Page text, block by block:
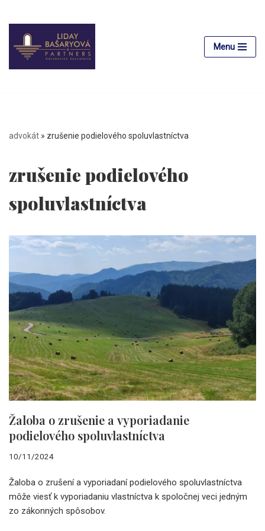
Preskočiť
na
obsah
Menu
advokát » zrušenie podielového spoluvlastníctva
zrušenie podielového
spoluvlastníctva
Žaloba o zrušenie a vyporiadanie
podielového spoluvlastníctva
10/11/2024
Žaloba o zrušení a vyporiadaní podielového spoluvlastníctva
môže viesť k vyporiadaniu vlastníctva k spoločnej veci jedným
zo zákonných spôsobov.